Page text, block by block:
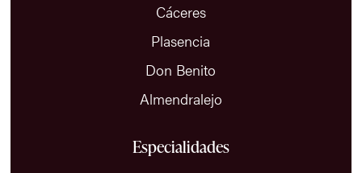
Cáceres
Plasencia
Don Benito
Almendralejo
Especialidades